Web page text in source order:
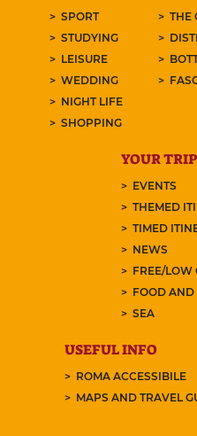
SPORT
STUDYING
LEISURE
WEDDING
NIGHT LIFE
SHOPPING
THE
YOUR TRIP
EVENTS
THEMED
TIMED
NEWS
FREE/LOW
FOOD
SEA
USEFUL INFO
ROMA ACCESSIBILE
MAPS AND TRAVEL